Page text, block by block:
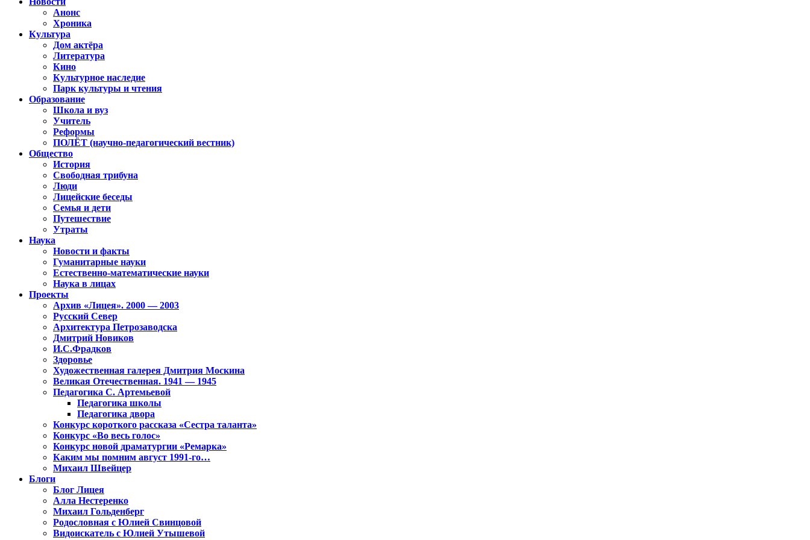
Анонс
Хроника
Культура
Дом актёра
Литература
Кино
Культурное наследие
Парк культуры и чтения
Образование
Школа и вуз
Учитель
Реформы
ПОЛЁТ (научно-педагогический вестник)
Общество
История
Свободная трибуна
Люди
Лицейские беседы
Семья и дети
Путешествие
Утраты
Наука
Новости и факты
Гуманитарные науки
Естественно-математические науки
Наука в лицах
Проекты
Архив «Лицея». 2000 — 2003
Русский Север
Архитектура Петрозаводска
Дмитрий Новиков
И.С.Фрадков
Здоровье
Художественная галерея Дмитрия Москина
Великая Отечественная. 1941 — 1945
Педагогика С. Артемьевой
Педагогика школы
Педагогика двора
Конкурс короткого рассказа «Сестра таланта»
Конкурс «Во весь голос»
Конкурс новой драматургии «Ремарка»
Каким мы помним август 1991-го…
Михаил Швейцер
Блоги
Блог Лицея
Алла Нестеренко
Михаил Гольденберг
Родословная с Юлией Свинцовой
Видоискатель с Юлией Утышевой